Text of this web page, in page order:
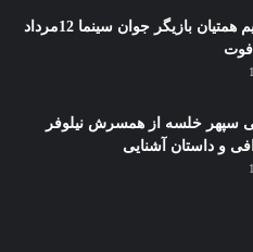
درگذشت مریم همتیان بازیگر جوان سینما 12مرداد
سپهر خلسه از همسرش نیلوفر
و داستان آشنایی